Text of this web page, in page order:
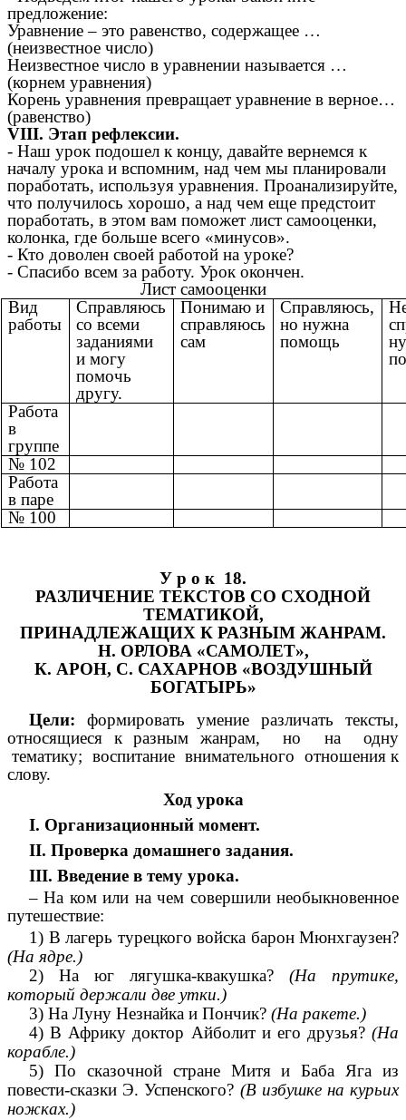
предложение:
Уравнение – это равенство, содержащее …
(неизвестное число)
Неизвестное число в уравнении называется …
(корнем уравнения)
Корень уравнения превращает уравнение в верное…
(равенство)
VIII. Этап рефлексии.
- Наш урок подошел к концу, давайте вернемся к
началу урока и вспомним, над чем мы планировали
поработать, используя уравнения. Проанализируйте,
что получилось хорошо, а над чем еще предстоит
поработать, в этом вам поможет лист самооценки,
колонка, где больше всего «минусов».
- Кто доволен своей работой на уроке?
- Спасибо всем за работу. Урок окончен.
Лист самооценки
Вид
работы
Справляюсь
со всеми
заданиями
и могу
помочь
другу.
Понимаю и
справляюсь
сам
Справляюсь,
но нужна
помощь
Работа
в
группе
№ 102
Работа
в паре
№ 100
У р о к 18.
РАЗЛИЧЕНИЕ ТЕКСТОВ СО СХОДНОЙ
ТЕМАТИКОЙ,
ПРИНАДЛЕЖАЩИХ К РАЗНЫМ ЖАНРАМ.
Н. ОРЛОВА «САМОЛЕТ»,
К. АРОН, С. САХАРНОВ «ВОЗДУШНЫЙ
БОГАТЫРЬ»
Цели: формировать умение различать тексты,
относящиеся к разным жанрам, но на одну
тематику; воспитание внимательного отношения к
слову.
Ход урока
I. Организационный момент.
II. Проверка домашнего задания.
III. Введение в тему урока.
– На ком или на чем совершили необыкновенное
путешествие:
1) В лагерь турецкого войска барон Мюнхгаузен?
(На ядре.)
2) На юг лягушка-квакушка? (На прутике,
который держали две утки.)
3) На Луну Незнайка и Пончик? (На ракете.)
4) В Африку доктор Айболит и его друзья? (На
корабле.)
5) По сказочной стране Митя и Баба Яга из
повести-сказки Э. Успенского? (В избушке на курьих
ножках.)